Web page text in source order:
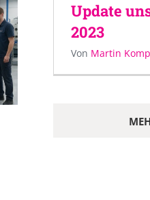
Update
2023
Von Martin